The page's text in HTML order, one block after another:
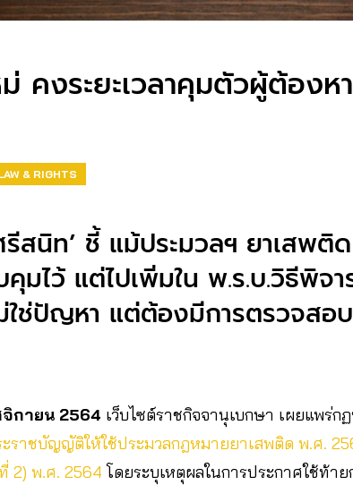
คงระยะเวลาคุมตัวผู้ต้องห
& RIGHTS
สนิท’ ชี้ แม้ประมวลฯ ยาเสพติ
คุมไว้ แต่ไปเพิ่มใน พ.ร.บ.วิธีพิจ
ม่ใช่ปัญหา แต่ต้องมีการตรวจสอ
กายน 2564 เว็บไซต์ราชกิจจานุเบกษา เผยแพร่
ราชบัญญัติให้ใช้ประมวลกฎหมายยาเสพติด พ.ศ.
2) พ.ศ. 2564 โดยระบุเหตุผลในการประกาศใช้ท้า